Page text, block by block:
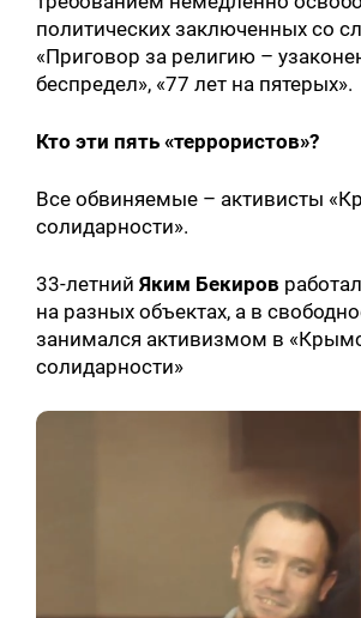
политических заключенных со
«Приговор за религию –
беспредел», «77 лет на пятерых».
Кто эти пять «террористов»?
Все обвиняемые – активисты
солидарности».
33-летний Яким Бекиров
на разных объектах, а в
занимался активизмом в
солидарности»